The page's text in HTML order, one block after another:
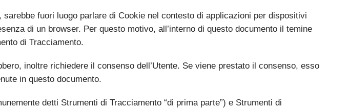
fuori luogo parlare di Cookie nel contesto di applicazioni per dispositivi
di un browser. Per questo motivo, all’interno di questo documento il temine
di Tracciamento.
inoltre richiedere il consenso dell’Utente. Se viene prestato il consenso, esso
in questo documento.
detti Strumenti di Tracciamento “di prima parte”) e Strumenti di